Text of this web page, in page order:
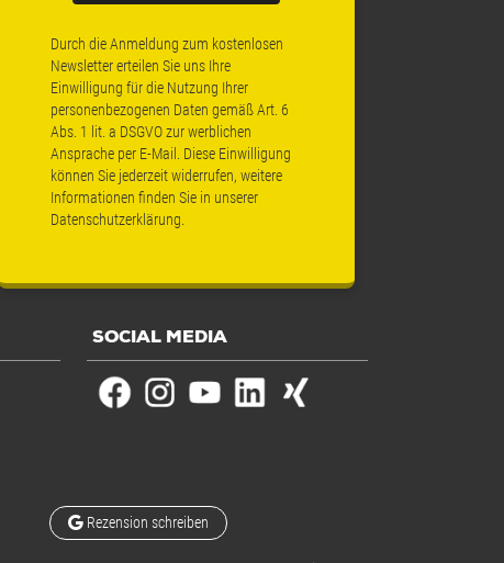
Durch die Anmeldung zum kostenlosen
Newsletter erteilen Sie uns Ihre
Einwilligung für die Nutzung Ihrer
personenbezogenen Daten gemäß Art. 6
Abs. 1 lit. a DSGVO zur werblichen
Ansprache per E-Mail. Diese Einwilligung
können Sie jederzeit widerrufen, weitere
Informationen finden Sie in unserer
Datenschutzerklärung
SOCIAL MEDIA
Rezension schreiben